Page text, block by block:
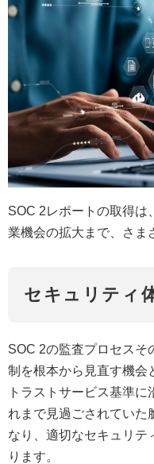
SOC 2レポートの取得は
業機会の拡大まで、さま
セキュリティ
SOC 2の監査プロセスそ
制を根本から見直す機会
トラストサービス基準
れまで見過ごされていた
なり、適切なセキュリテ
ります。